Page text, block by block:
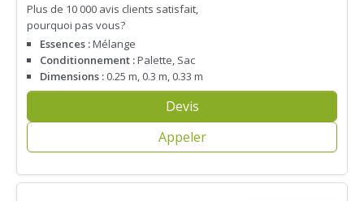
Plus de 10 000 avis clients satisfait,
pourquoi pas vous?
Essences :Mélange
Conditionnement :Palette, Sac
Dimensions : 0.25 m, 0.3 m, 0.33 m
Devis
Appeler